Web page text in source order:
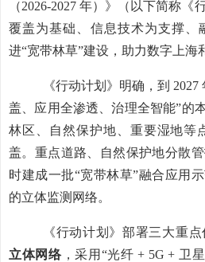
（2026-2027年）》（以下简称《
覆盖为基础、信息技术为支撑、
进“宽带林草”建设，助力数字上海
《行动计划》明确，到 2027
盖、应用全渗透、治理全智能”的
林区、自然保护地、重要湿地等
盖。 重点道路
自然保护地分散
时建成一批“宽带林草”融合应用
的立体监测网络。
《行动计划》部署三大重
立体网络，采用 “光纤 + 5G + 卫星